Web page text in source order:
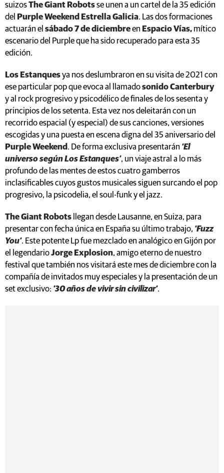
suizosThe Giant Robotsse unen a un cartel de la 35 edición
del
Purple Weekend Estrella Galicia. Las dos formaciones
actuarán el sábado 7 de diciembreen Espacio Vías, mítico
escenario del Purple que ha sido recuperado para esta 35
edición.
Los Estanquesya nos deslumbraron en su visita de 2021 con
ese particular pop que evoca al llamadosonido Canterbury
y al rock progresivo y psicodélico de finales de los sesenta y
principios de los setenta. Esta vez nos deleitarán con un
recorrido espacial (y especial) de sus canciones, versiones
escogidas y una puesta en escena digna del 35 aniversario del
Purple Weekend . De forma exclusiva presentarán ‘El
universo según Los Estanques’, un viaje astral a lo más
profundo de las mentes de estos cuatro gamberros
inclasificables cuyos gustos musicales siguen surcando el pop
progresivo, la psicodelia, el soul-funk y el jazz.
The Giant Robots
llegan desde Lausanne, en Suiza, para
presentar con fecha única en España su último trabajo, ‘Fuzz
You’. Este potente Lp fue mezclado en analógico en Gijón por
el legendarioJorge Explosion, amigo eterno de nuestro
festival que también nos visitará este mes de diciembre con la
compañía de invitados muy especiales y la presentación de un
set exclusivo: ’30 años de vivir sin civilizar’.